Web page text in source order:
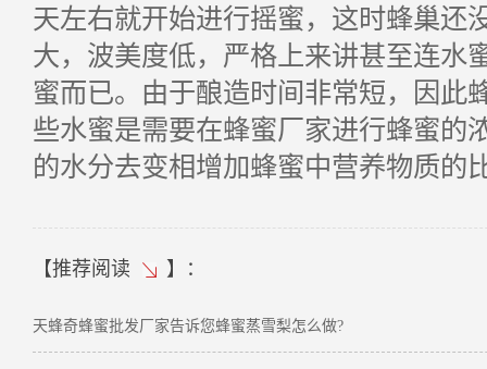
天左右就开始进行摇蜜，这时蜂巢还
大，波美度低，严格上来讲甚至连水
蜜而已。由于酿造时间非常短，因此
些水蜜是需要在蜂蜜厂家进行蜂蜜的
的水分去变相增加蜂蜜中营养物质的
【推荐阅读 】：
天蜂奇蜂蜜批发厂家告诉您蜂蜜蒸雪梨怎么做?